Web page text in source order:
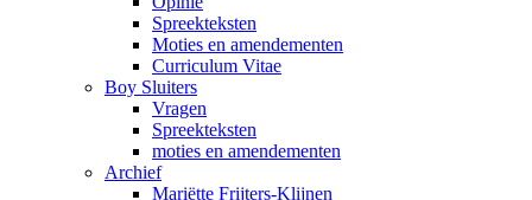
Spreekteksten
Moties en amendementen
Curriculum Vitae
Boy Sluiters
Vragen
Spreekteksten
moties en amendementen
Archief
Mariëtte Frijters-Klijnen